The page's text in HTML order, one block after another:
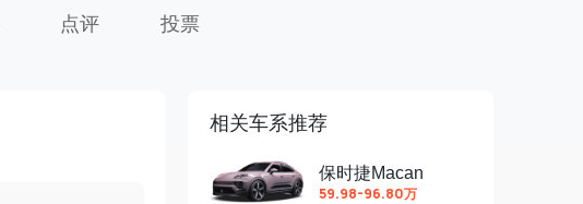
点评 投票
相关车系推荐
保时捷Macan
59.98-96.80万